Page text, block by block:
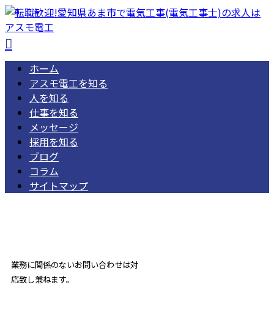
ホーム
アスモ電工を知る
人を知る
仕事を知る
メッセージ
採用を知る
ブログ
コラム
サイトマップ
業務に関係のないお問い合わせは対
応致し兼ねます。